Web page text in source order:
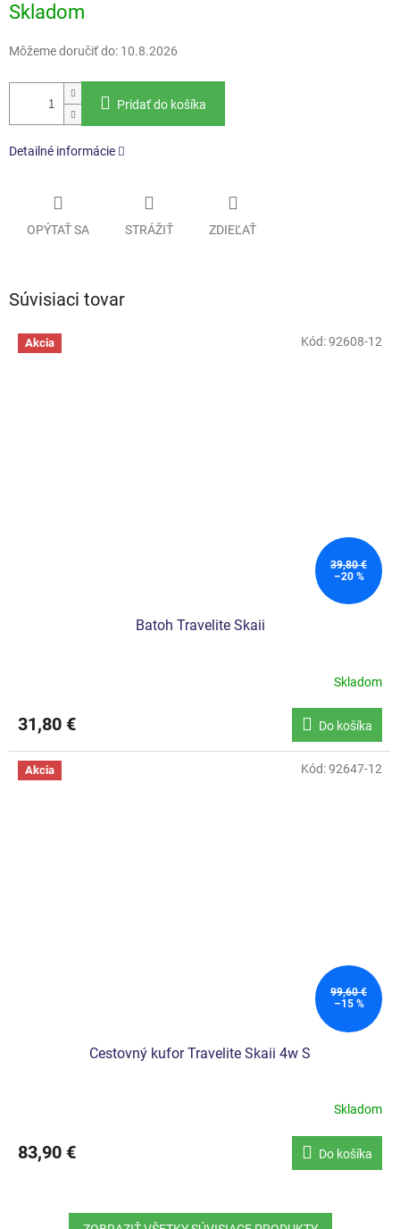
cena:
Skladom
Môžeme doručiť do: 10.8.2026
Pridať do košíka
Detailné informácie
OPÝTAŤ SA STRÁŽIŤ ZDIEĽAŤ
Súvisiaci tovar
Akcia
39,80 €
–20 %
Batoh Travelite Skaii
Skladom
31,80 € Do košíka
Kód:92608-12
Akcia
99,60 €
–15 %
Cestovný kufor Travelite Skaii 4w S
produktu
je
Skladom
83,90 € Do košíka
Kód:92647-12